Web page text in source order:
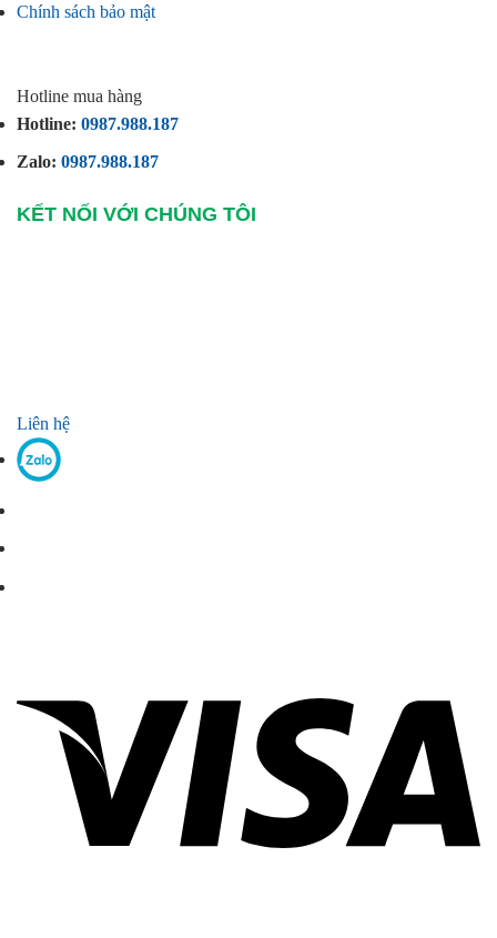
Chính sách bảo mật
Hotline mua hàng
Hotline: 0987.988.187
Zalo: 0987.988.187
KẾT NỐI VỚI CHÚNG TÔI
Liên hệ